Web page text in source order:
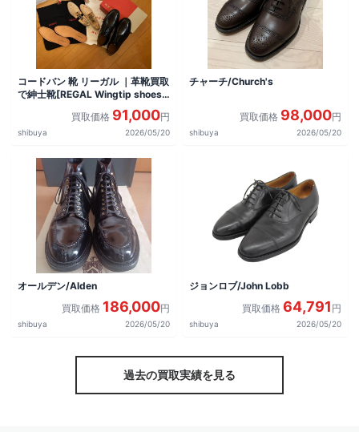
コードバン 靴 リーガル ｜革靴買取
で紳士靴[REGAL Wingtip shoes]
買取価格 91,000円
shibuya 2026/05/20
チャーチ/Church's
買取価格 98,000円
shibuya 2026/05/20
オールデン/Alden
買取価格 186,000円
shibuya 2026/05/20
ジョンロブ/John Lobb
買取価格 64,791 円
shibuya 2026/05/20
過去の買取実績を見る